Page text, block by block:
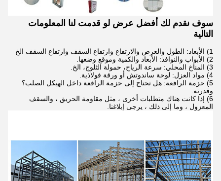
سوف نقدم لك أفضل عرض لو قدمت لنا المعلومات
التالية
1) الأبعاد: الطول والعرض والارتفاع وارتفاع السقف وارتفاع السقف الخ
2) الأبواب والنوافذ: الأبعاد والكمية وموقع وضعها.
3) المناخ المحلي: سرعة الرياح، حمولة الثلوج، الخ.
4) مواد العزل: لوحة ساندوتش أو ورقة فولاذية.
5) حزمة الرافعة: هل تحتاج إلى حزمة الرافعة داخل الهيكل الصلب؟
وقدرته.
6) إذا كانت هناك متطلبات أخرى ، مثل مقاومة الحريق ، والسقف
المعزول ، وما إلى ذلك ، يرجى إبلاغنا.